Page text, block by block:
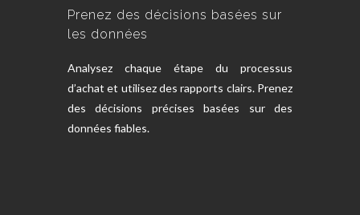
Prenez des décisions basées sur
les données
Analysez chaque étape du processus
d’achat et utilisez des rapports clairs. Prenez
des décisions précises basées sur des
données fiables.